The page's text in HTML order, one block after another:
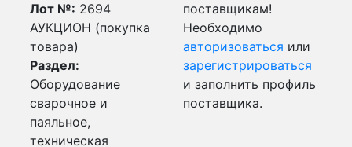
Лот №: 2694
АУКЦИОН (покупка
товара)
Раздел:
Оборудование
сварочное и
паяльное,
техническая
поставщикам!
Необходимо
авторизоваться или
зарегистрироваться
и заполнить профиль
поставщика.